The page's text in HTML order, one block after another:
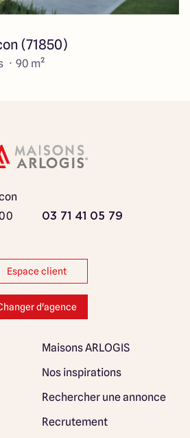
(71850)
· 90 m²
03 71 41 05 79
Espace client
d'agence
Maisons ARLOGIS
Nos inspirations
Rechercher une annonce
Recrutement